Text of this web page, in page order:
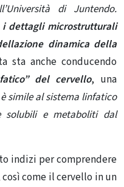
di Juntendo.
i dettagli microstrutturali
dinamica della
sta anche conducendo
del cervello, una
è simile al sistema linfatico
​​solubili e metaboliti dal
indizi per comprendere
come il cervello in un